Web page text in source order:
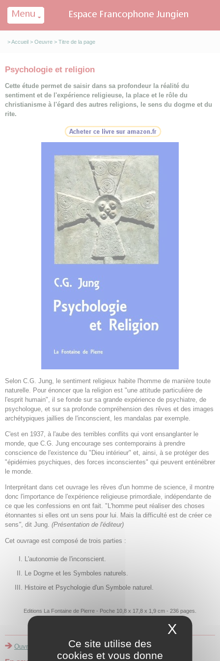
>Accueil > Oeuvre > Titre de la page
Psychologie et religion
Cette étude permet de saisir dans sa profondeur la réalité du
sentiment et de l'expérience religieuse, la place et le rôle du
christianisme à l'égard des autres religions, le sens du dogme et du
rite.
Selon C.G. Jung, le sentiment religieux habite l'homme de manière toute
naturelle. Pour énoncer que la religion est "une attitude particulière de
l'esprit humain", il se fonde sur sa grande expérience de psychiatre, de
psychologue, et sur sa profonde compréhension des rêves et des images
archétypiques jaillies de l'inconscient, les mandalas par exemple.
C'est en 1937, à l'aube des terribles conflits qui vont ensanglanter le
monde, que C.G. Jung encourage ses contemporains à prendre
conscience de l'existence du "Dieu intérieur" et, ainsi, à se protéger des
"épidémies psychiques, des forces inconscientes" qui peuvent enténébrer
le monde.
Interprétant dans cet ouvrage les rêves d'un homme de science, il montre
donc l'importance de l'expérience religieuse primordiale, indépendante de
ce que les confessions en ont fait. "L'homme peut réaliser des choses
étonnantes si elles ont un sens pour lui. Mais la difficulté est de créer ce
sens", dit Jung. (Présentation de l'éditeur)
Cet ouvrage est composé de trois parties :
L'autonomie de l'inconscient.
Le Dogme et les Symboles naturels.
Histoire et Psychologie d'un Symbole naturel.
Editions La Fontaine de Pierre - Poche 10,8 x 17,8 x 1,9 cm - 236 pages.
Ouvrages de C.G. JungCe site utilise des
cookies et vous donne
X